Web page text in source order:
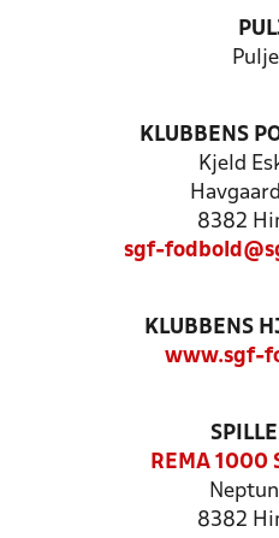
KLUBBENS
Kjeld
8382
sgf-
KLUBBENS
www.sgf-
REMA 1000
8382